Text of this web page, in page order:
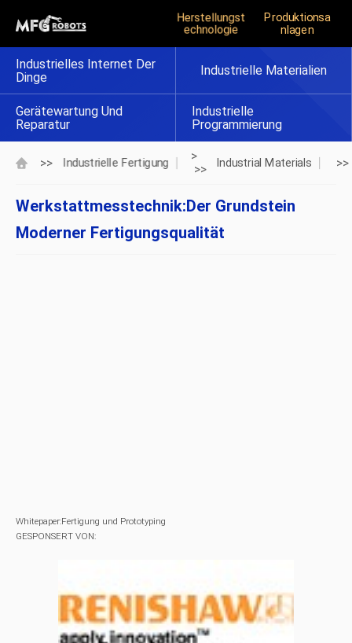
Herstellungst
Echnologie
Produktionsa
Nlagen
Industrielles Internet Der
Dinge
Industrielle Materialien
Gerätewartung Und
Reparatur
Industrielle
Programmierung
>> Industrielle Fertigung
>
>>
Industrial Materials >>
Werkstattmesstechnik:Der Grundstein
Moderner Fertigungsqualität
Whitepaper:Fertigung und Prototyping
GESPONSERT VON: